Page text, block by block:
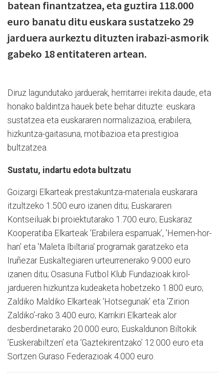
batean finantzatzea, eta guztira 118.000
euro banatu ditu euskara sustatzeko 29
jarduera aurkeztu dituzten irabazi-asmorik
gabeko 18 entitateren artean.
Diruz lagundutako jarduerak, herritarrei irekita daude, eta
honako baldintza hauek bete behar dituzte: euskara
sustatzea eta euskararen normalizazioa, erabilera,
hizkuntza-gaitasuna, motibazioa eta prestigioa
bultzatzea.
Sustatu, indartu edota bultzatu
Goizargi Elkarteak prestakuntza-materiala euskarara
itzultzeko 1.500 euro izanen ditu; Euskararen
Kontseiluak bi proiektutarako 1.700 euro; Euskaraz
Kooperatiba Elkarteak ‘Erabilera esparruak’, 'Hemen-hor-
han' eta 'Maleta Ibiltaria' programak garatzeko eta
Iruñezar Euskaltegiaren urteurrenerako 9.000 euro
izanen ditu; Osasuna Futbol Klub Fundazioak kirol-
jardueren hizkuntza kudeaketa hobetzeko 1.800 euro;
Zaldiko Maldiko Elkarteak ‘Hotsegunak’ eta ‘Zirion
Zaldiko’-rako 3.400 euro; Karrikiri Elkarteak alor
desberdinetarako 20.000 euro; Euskaldunon Biltokik
‘Euskerabiltzen’ eta ‘Gaztekirentzako’ 12.000 euro eta
Sortzen Guraso Federazioak 4.000 euro.